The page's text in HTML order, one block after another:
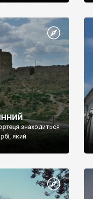
знаходиться
який